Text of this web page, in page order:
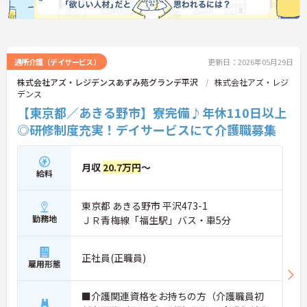
通所介護（デイサービス） 更新日：2026年05月29日
株式会社アズ・レジデンスあずみ苑グランデ平沢
株式会社アズ・レジ
デンス
【東京都／あきる野市】寮完備♪年休110日以上
◎研修制度充実！デイサービスにて介護職募集
給料 月収 20.7万円～
勤務地
東京都 あきる野市 平沢473-1
ＪＲ青梅線「福生駅」バス・車5分
雇用形態 正社員(正職員)
■介護関連資格をお持ちの方（介護職員初